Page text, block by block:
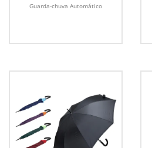
Guarda-chuva Automático